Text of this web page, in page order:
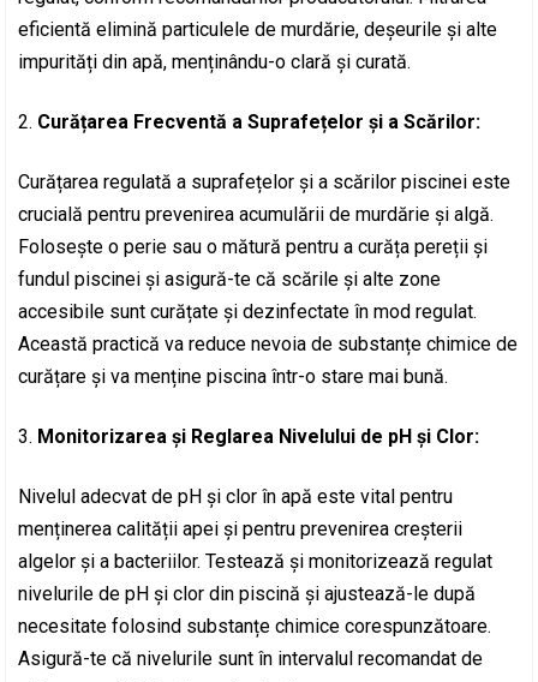
eficientă elimină particulele de murdărie, deșeurile și alte
impurități din apă, menținându-o clară și curată.
Curățarea Frecventă a Suprafețelor și a Scărilor:
Curățarea regulată a suprafețelor și a scărilor piscinei este
crucială pentru prevenirea acumulării de murdărie și algă.
Folosește o perie sau o mătură pentru a curăța pereții și
fundul piscinei și asigură-te că scările și alte zone
accesibile sunt curățate și dezinfectate în mod regulat.
Această practică va reduce nevoia de substanțe chimice de
curățare și va menține piscina într-o stare mai bună.
Monitorizarea și Reglarea Nivelului de pH și Clor:
Nivelul adecvat de pH și clor în apă este vital pentru
menținerea calității apei și pentru prevenirea creșterii
algelor și a bacteriilor. Testează și monitorizează regulat
nivelurile de pH și clor din piscină și ajustează-le după
necesitate folosind substanțe chimice corespunzătoare.
Asigură-te că nivelurile sunt în intervalul recomandat de